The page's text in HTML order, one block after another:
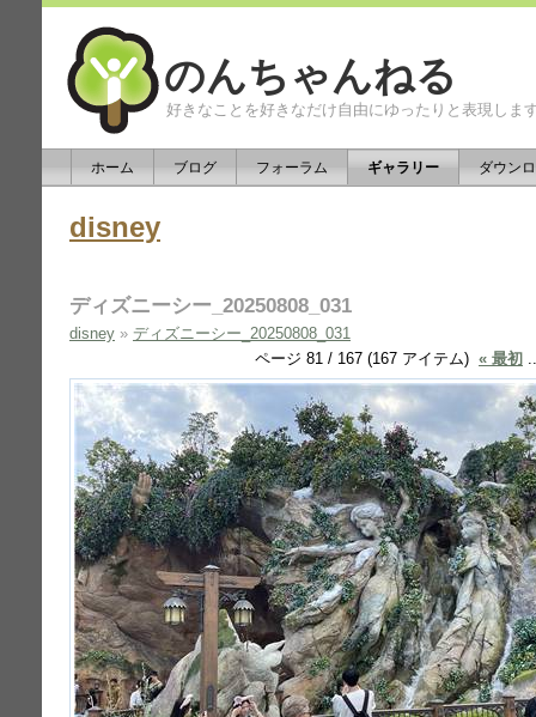
のんちゃんねる
好きなことを好きなだけ自由にゆったりと表現しま
ホーム ブログ フォーラム ギャラリー ダウン
disney
ディズニーシー_20250808_031
disney » ディズニーシー_20250808_031
ページ 81 / 167 (167 アイテム) « 最初